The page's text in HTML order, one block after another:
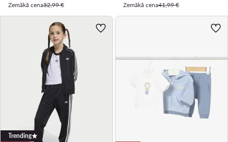
Zemākā cena32,99 €
Zemākā cena41,99 €
Trending